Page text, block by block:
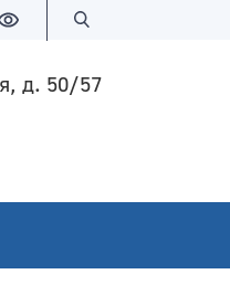
Версия для слабовидящих
д. 50/57